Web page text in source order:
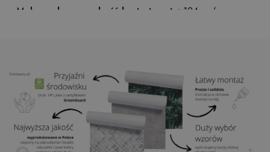
Maksymalna szerokość brytu tapety: 124cm (w
Klej:Niepotrzebny
Zastosowanie:Salon, sypialnia, pomieszczenia
biurowe, przedpokój i wiele innych